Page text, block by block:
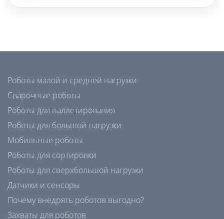
Роботы малой и средней нагрузки
Сварочные роботы
Роботы для паллетирования
Роботы для большой нагрузки
Мобильные роботы
Роботы для сортировки
Роботы для сверхбольшой нагрузки
Датчики и сенсоры
Почему внедрять роботов выгодно?
Захваты для роботов